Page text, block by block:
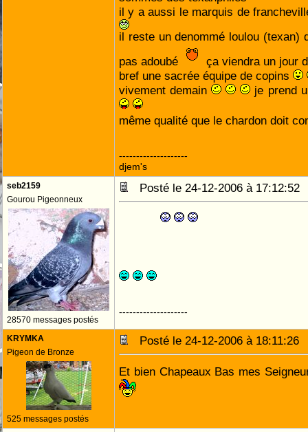
il y a aussi le marquis de
il reste un denommé loulou (texan)
pas adoubé
ça viendra un jour
bref une sacrée équipe de copins
vivement demain
je prend
même qualité que le chardon doit
--------------------
djem's
seb2159
Gourou Pigeonneux
28570 messages postés
Posté le 24-12-2006 à
--------------------
KRYMKA
Pigeon de Bronze
525 messages postés
Posté le 24-12-2006 à
Et bien Chapeaux Bas mes